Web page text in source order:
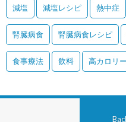
減塩 減塩レシピ 熱中症
腎臓病食 腎臓病食レシピ
食事療法 飲料 高カロリー